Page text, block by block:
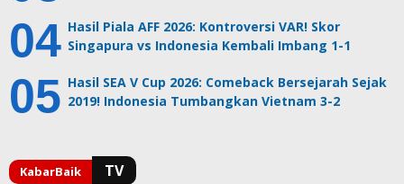
Hasil Piala AFF 2026: Kontroversi VAR! Skor
Singapura vs Indonesia Kembali Imbang 1-1
Hasil SEA V Cup 2026: Comeback Bersejarah Sejak
2019! Indonesia Tumbangkan Vietnam 3-2